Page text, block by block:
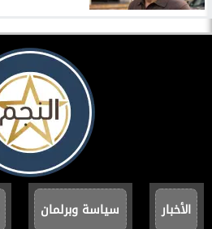
الأخبار سياسة وبرلمان